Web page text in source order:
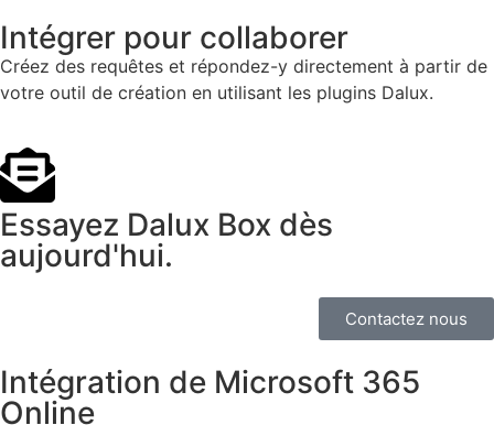
Intégrer pour collaborer
Créez des requêtes et répondez-y directement à partir de
votre outil de création en utilisant les plugins Dalux.
Essayez Dalux Box dès
aujourd'hui.
Contactez nous
Intégration de Microsoft 365
Online